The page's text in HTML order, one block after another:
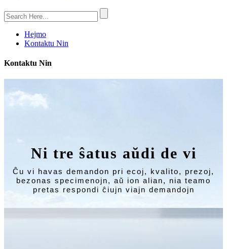
Hejmo
Kontaktu Nin
Kontaktu Nin
Ni tre ŝatus aŭdi de vi
Ĉu vi havas demandon pri ecoj, kvalito, prezoj,
bezonas specimenojn, aŭ ion alian, nia teamo
pretas respondi ĉiujn viajn demandojn